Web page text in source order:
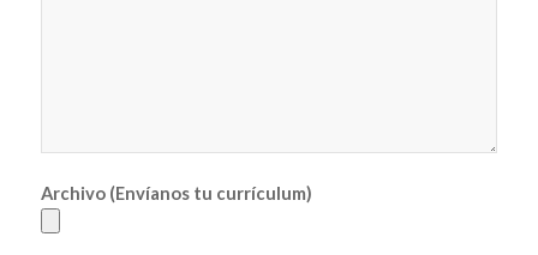
Archivo (Envíanos tu currículum)